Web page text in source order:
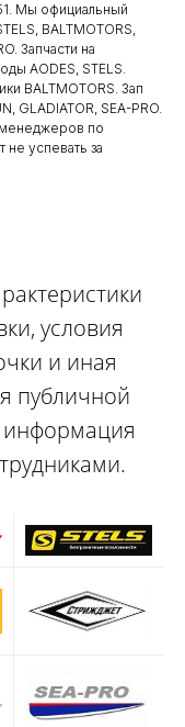
Мы официальный
BALTMOTORS,
Запчасти на
AODES, STELS.
BALTMOTORS. Зап
GLADIATOR, SEA-PRO.
менеджеров по
не успевать за
условия
и иная
публичной
информация